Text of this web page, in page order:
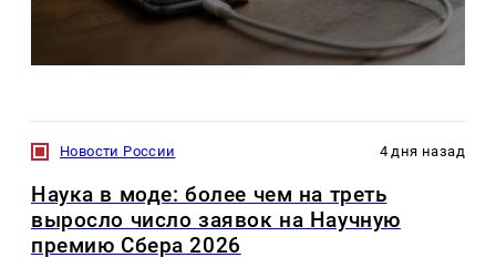
Новости России 4 дня назад
Наука в моде: более чем на треть
выросло число заявок на Научную
премию Сбера 2026